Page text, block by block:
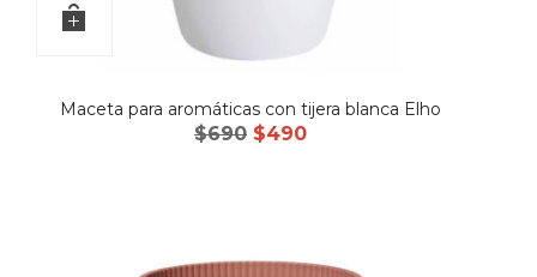
Maceta para aromáticas con tijera blanca Elho
$690 El
$490El